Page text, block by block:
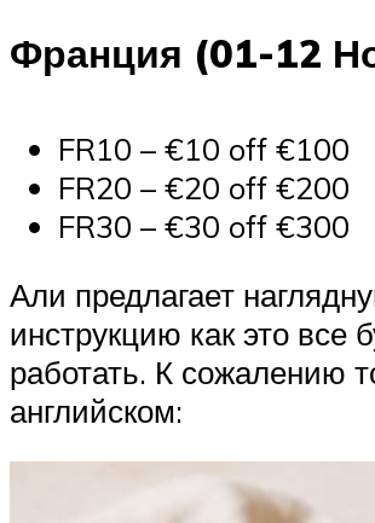
Франция (01-12
FR10 – €10 off €100
FR20 – €20 off €200
FR30 – €30 off €300
Али предлагает
инструкцию как это все
работать. К сожалению
английском: